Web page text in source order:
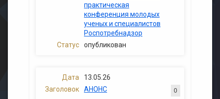
практическая
конференция молодых
ученых и специалистов
Роспотребнадзор
опубликован
13.05.26
АНОНС
0